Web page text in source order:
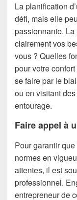
La planification
défi, mais elle
passionnante.
clairement vos
vous ? Quelles
pour votre
se faire par le
ou en visitant
entourage.
Faire appel à
Pour garantir
normes en
attentes, il est
professionnel.
entrepreneur de